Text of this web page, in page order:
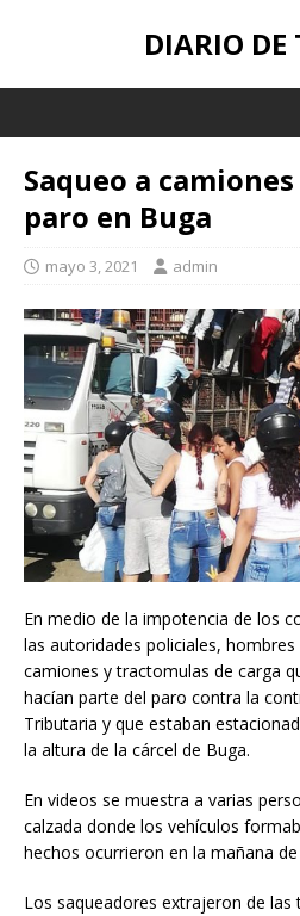
DIARIO DE
Saqueo a
paro en Buga
mayo 3, 2021 admin
En medio de la impotencia de los
las autoridades policiales,
camiones y tractomulas de carga
hacían parte del paro contra la
Tributaria y que estaban
la altura de la cárcel de Buga.
En videos se muestra a varias
calzada donde los vehículos
hechos ocurrieron en la mañana
Los saqueadores extrajeron de